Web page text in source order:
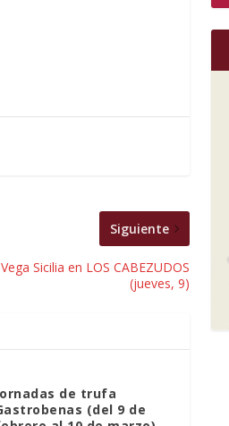
Siguiente
Sicilia en LOS CABEZUDOS
(jueves, 9)
de trufa
(del 9 de